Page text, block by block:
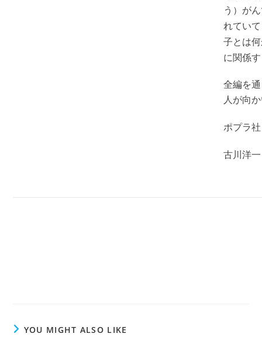
う）が
れてい
子とは
に関係
全編を
人が向
ポプラ
古
YOU MIGHT ALSO LIKE